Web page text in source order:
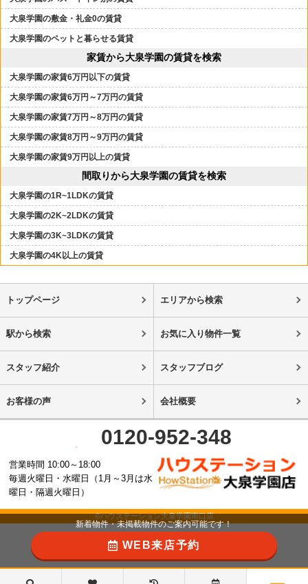
大泉学園の敷金・礼金0の賃貸
大泉学園のペットと暮らせる賃貸
家賃から大泉学園の賃貸を検索
大泉学園の家賃6万円以下の賃貸
大泉学園の家賃6万円～7万円の賃貸
大泉学園の家賃7万円～8万円の賃貸
大泉学園の家賃8万円～9万円の賃貸
大泉学園の家賃9万円以上の賃貸
間取りから大泉学園の賃貸を検索
大泉学園の1R~1LDKの賃貸
大泉学園の2K~2LDKの賃貸
大泉学園の3K~3LDKの賃貸
大泉学園の4K以上の賃貸
トップページ エリアから検索
駅から検索 お気に入り物件一覧
スタッフ紹介 スタッフブログ
お客様の声 会社概要
0120-952-348
営業時間 10:00～18:00
毎週火曜日・水曜日（1月～3月は水
曜日・隔週火曜日）
©ハウステーション大泉学園南口店
新着物件・未掲載物件のご案内可能です！
WEB来店予約